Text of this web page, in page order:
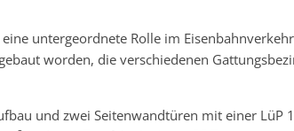
untergeordnete Rolle im
worden, die verschiedenen
und zwei Seitenwandtüren mit einer LüP